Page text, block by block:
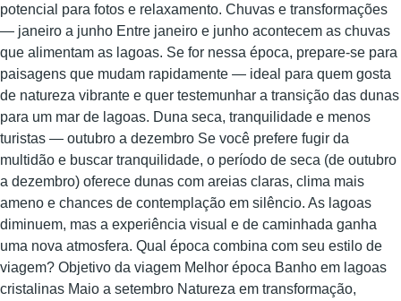
potencial para fotos e relaxamento. Chuvas e transformações
— janeiro a junho Entre janeiro e junho acontecem as chuvas
que alimentam as lagoas. Se for nessa época, prepare-se para
paisagens que mudam rapidamente — ideal para quem gosta
de natureza vibrante e quer testemunhar a transição das dunas
para um mar de lagoas. Duna seca, tranquilidade e menos
turistas — outubro a dezembro Se você prefere fugir da
multidão e buscar tranquilidade, o período de seca (de outubro
a dezembro) oferece dunas com areias claras, clima mais
ameno e chances de contemplação em silêncio. As lagoas
diminuem, mas a experiência visual e de caminhada ganha
uma nova atmosfera. Qual época combina com seu estilo de
viagem? Objetivo da viagem Melhor época Banho em lagoas
cristalinas Maio a setembro Natureza em transformação,